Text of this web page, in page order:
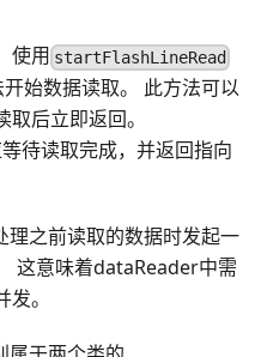
使用 startFlashLineRead
开始数据读取。 此方法可以
后立即返回。
待读取完成，并返回指向
理之前读取的数据时发起一
这意味着dataReader中需
。